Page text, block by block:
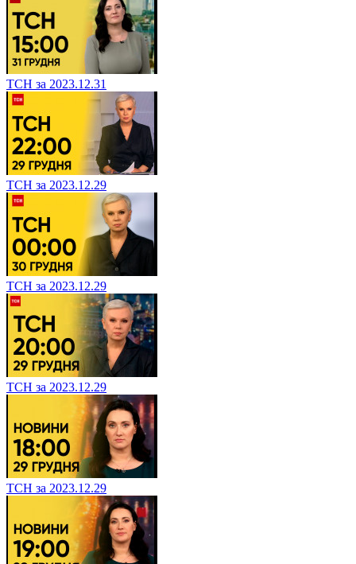
ТСН за 2023.12.31
ТСН за 2023.12.29
ТСН за 2023.12.29
ТСН за 2023.12.29
ТСН за 2023.12.29